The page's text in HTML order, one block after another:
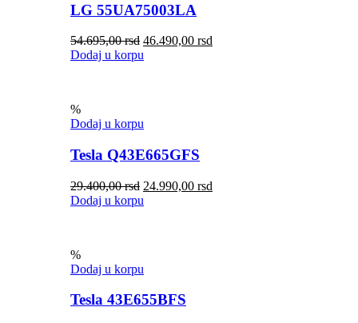
LG 55UA75003LA
54.695,00rsd 46.490,00 rsd
Dodaj u korpu
%
Dodaj u korpu
Tesla Q43E665GFS
29.400,00rsd 24.990,00 rsd
Dodaj u korpu
%
Dodaj u korpu
Tesla 43E655BFS